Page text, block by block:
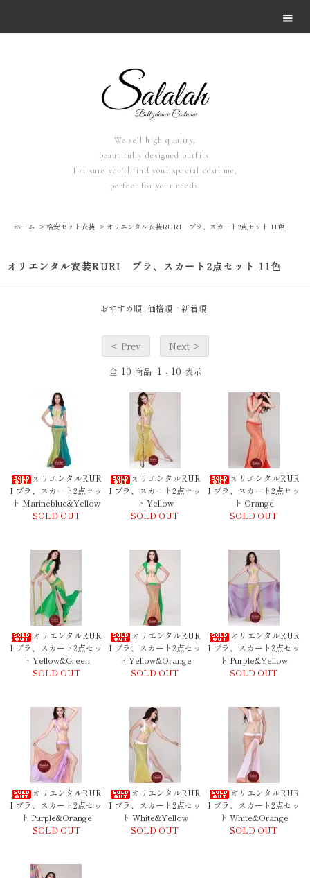
We sell high quality,
beautifully designed outfits.
I'm sure you'll find your special costume,
perfect for your needs.
ホーム > 格安セット衣装 > オリエンタル衣装RURI ブラ、スカート2点セット 11色
オリエンタル衣装RURI ブラ、スカート2点セット 11色
おすすめ順 価格順 新着順
< Prev Next >
全 10 商品 1 - 10 表示
オリエンタルRUR
I ブラ、スカート2点セッ
ト Marineblue&Yellow
SOLD OUT
オリエンタルRUR
I ブラ、スカート2点セッ
ト Yellow
SOLD OUT
オリエンタルRUR
I ブラ、スカート2点セッ
ト Orange
SOLD OUT
オリエンタルRUR
I ブラ、スカート2点セッ
ト Yellow&Green
SOLD OUT
オリエンタルRUR
I ブラ、スカート2点セッ
ト Yellow&Orange
SOLD OUT
オリエンタルRUR
I ブラ、スカート2点セッ
ト Purple&Yellow
SOLD OUT
オリエンタルRUR
I ブラ、スカート2点セッ
ト Purple&Orange
SOLD OUT
オリエンタルRUR
I ブラ、スカート2点セッ
ト White&Yellow
SOLD OUT
オリエンタルRUR
I ブラ、スカート2点セッ
ト White&Orange
SOLD OUT